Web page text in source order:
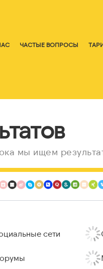
ЧАСТЫЕ ВОПРОСЫ
мы ищем
сети